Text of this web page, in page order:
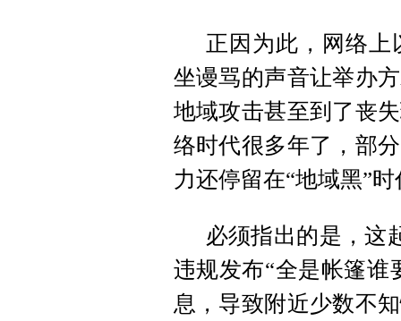
正因为此，网络
坐谩骂的声音让举办
地域攻击甚至到了丧
络时代很多年了，部
力还停留在“地域黑”时
必须指出的是，这
违规发布“全是帐篷谁
息，导致附近少数不